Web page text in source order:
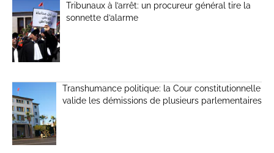
Tribunaux à l’arrêt: un procureur général tire la
sonnette d’alarme
Transhumance politique: la Cour constitutionnelle
valide les démissions de plusieurs parlementaires